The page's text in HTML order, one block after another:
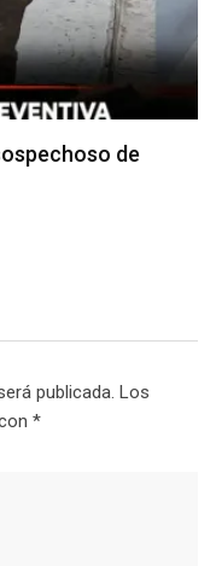
filas para
publicada. Los
*